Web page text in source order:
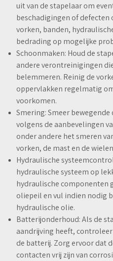
uit van de stapelaar om
beschadigingen of defecten
vorken, banden,
bedrading op mogelijke
Schoonmaken: Houd de
andere verontreinigingen
belemmeren. Reinig de
oppervlakken regelmatig
voorkomen.
Smering: Smeer
volgens de aanbevelingen
onder andere het smeren
vorken, de mast en de
Hydraulische
hydraulische systeem op
hydraulische componenten
oliepeil en vul indien nodig
hydraulische olie.
Batterijonderhoud: Als de
aandrijving heeft,
de batterij. Zorg ervoor dat
contacten vrij zijn van